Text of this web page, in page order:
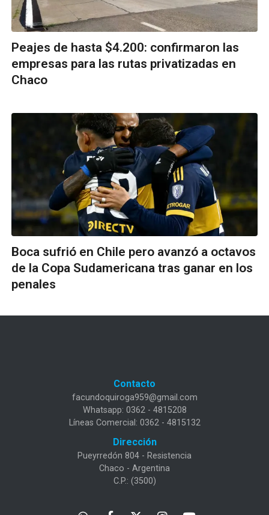
Peajes de hasta $4.200: confirmaron las
empresas para las rutas privatizadas en
Chaco
Boca sufrió en Chile pero avanzó a octavos
de la Copa Sudamericana tras ganar en los
penales
Contacto
facundoquiroga959@gmail.com
Whatsapp: 0362 - 4815208
Líneas Comercial: 0362 - 4815132
Dirección
Pueyrredón 804 - Resistencia
Chaco - Argentina
C.P.: (3500)